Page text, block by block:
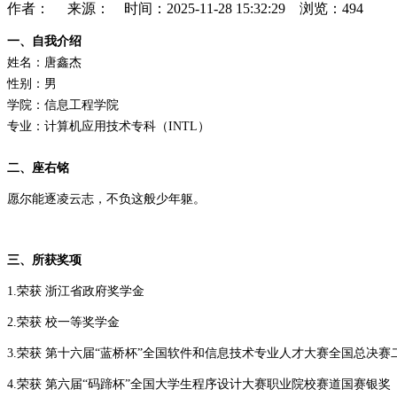
作者： 来源： 时间：2025-11-28 15:32:29 浏览： 494
一、
自我介绍
姓名：唐鑫杰
性别：男
学院：信息工程学院
专业：计算机应用技术专科（INTL）
二、 座右铭
愿尔能逐凌云志，不负这般少年躯。
三、 所获奖项
1.荣获 浙江省政府奖学金
2.荣获 校一等奖学金
3.荣获 第十六届“蓝桥杯”全国软件和信息技术专业人才大赛全国总决赛
4.荣获 第六届“码蹄杯”全国大学生程序设计大赛职业院校赛道国赛银奖